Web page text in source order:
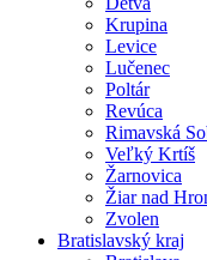
Krupina
Levice
Lučenec
Poltár
Revúca
Rimavská
Veľký Krtíš
Žarnovica
Žiar nad
Zvolen
Bratislavský kraj